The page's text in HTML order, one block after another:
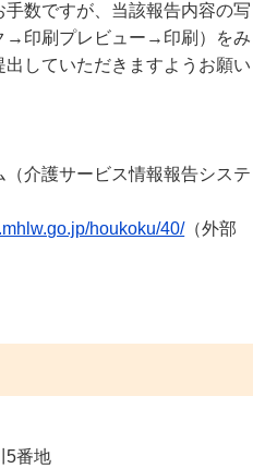
数ですが、当該報告内容の写
→印刷プレビュー→印刷）をみ
していただきますようお願い
介護サービス情報報告システ
houkoku/40/（外部
5番地